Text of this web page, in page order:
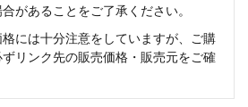
があることをご了承ください。
には十分注意をしていますが、ご購
リンク先の販売価格・販売元をご確